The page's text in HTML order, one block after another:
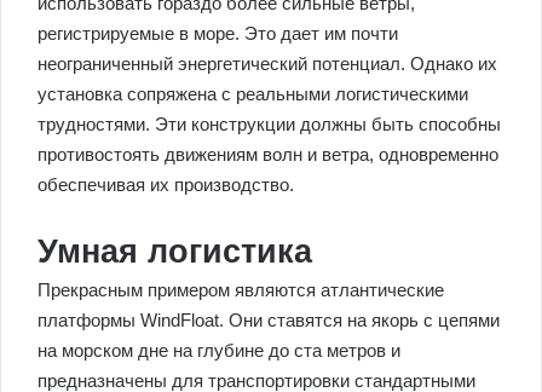
регистрируемые в море. Это дает им почти
неограниченный энергетический потенциал. Однако их
установка сопряжена с реальными логистическими
трудностями. Эти конструкции должны быть способны
противостоять движениям волн и ветра, одновременно
обеспечивая их производство.
Умная логистика
Прекрасным примером являются атлантические
платформы WindFloat. Они ставятся на якорь с цепями
на морском дне на глубине до ста метров и
предназначены для транспортировки стандартными